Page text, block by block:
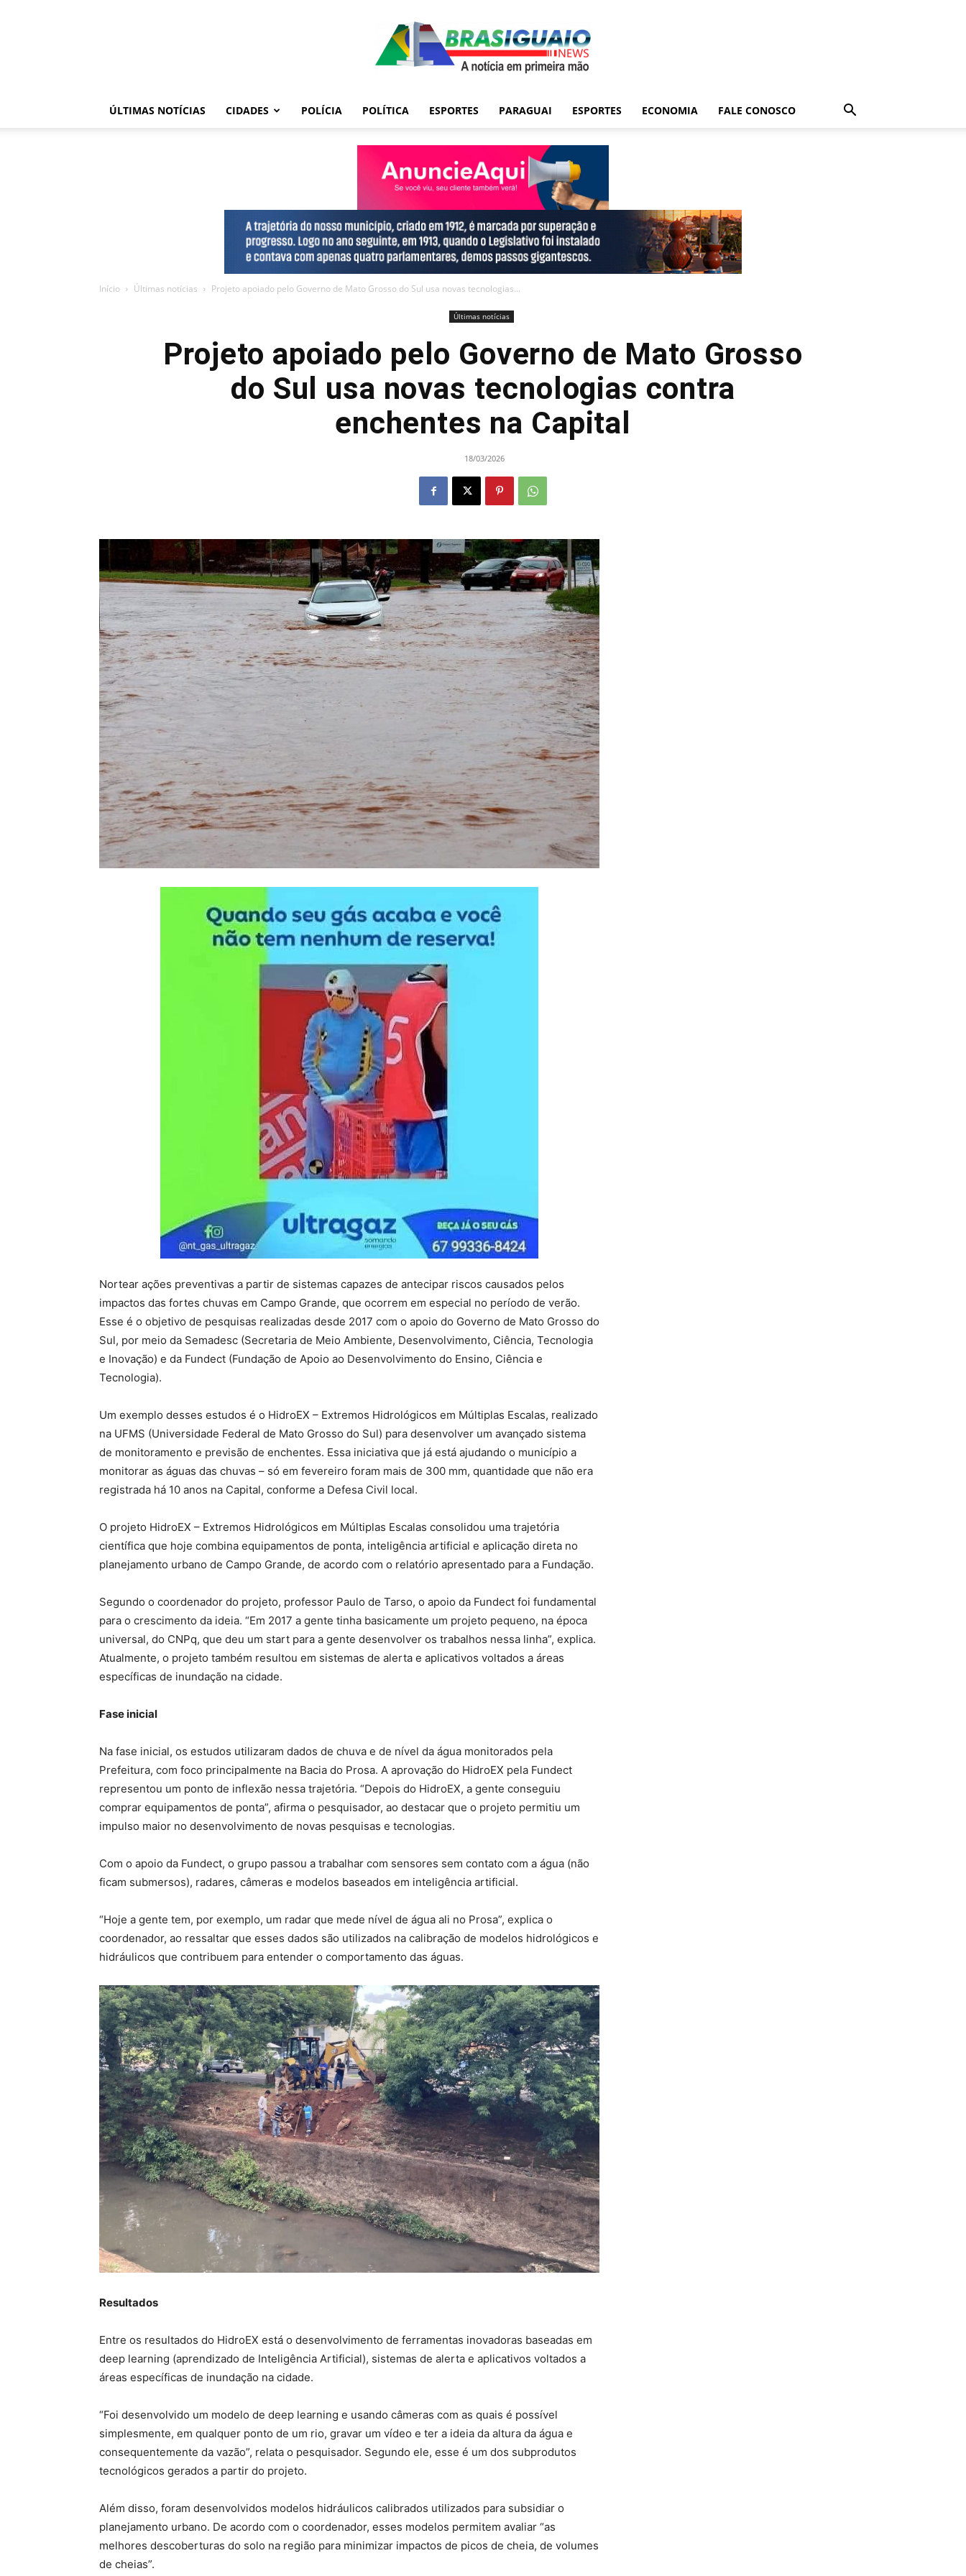
ÚLTIMAS NOTÍCIAS CIDADES POLÍCIA POLÍTICA ESPORTES PARAGUAI ESPORTES ECONOMIA FALE CONOSCO
Início Últimas notícias Projeto apoiado pelo Governo de Mato Grosso do Sul usa novas tecnologias...
Últimas notícias
Projeto apoiado pelo Governo de Mato Grosso
do Sul usa novas tecnologias contra
enchentes na Capital
18/03/2026
Nortear ações preventivas a partir de sistemas capazes de antecipar riscos causados pelos
impactos das fortes chuvas em Campo Grande, que ocorrem em especial no período de verão.
Esse é o objetivo de pesquisas realizadas desde 2017 com o apoio do Governo de Mato Grosso do
Sul, por meio da Semadesc (Secretaria de Meio Ambiente, Desenvolvimento, Ciência, Tecnologia
e Inovação) e da Fundect (Fundação de Apoio ao Desenvolvimento do Ensino, Ciência e
Tecnologia).
Um exemplo desses estudos é o HidroEX – Extremos Hidrológicos em Múltiplas Escalas, realizado
na UFMS (Universidade Federal de Mato Grosso do Sul) para desenvolver um avançado sistema
de monitoramento e previsão de enchentes. Essa iniciativa que já está ajudando o município a
monitorar as águas das chuvas – só em fevereiro foram mais de 300 mm, quantidade que não era
registrada há 10 anos na Capital, conforme a Defesa Civil local.
O projeto HidroEX – Extremos Hidrológicos em Múltiplas Escalas consolidou uma trajetória
científica que hoje combina equipamentos de ponta, inteligência artificial e aplicação direta no
planejamento urbano de Campo Grande, de acordo com o relatório apresentado para a Fundação.
Segundo o coordenador do projeto, professor Paulo de Tarso, o apoio da Fundect foi fundamental
para o crescimento da ideia. “Em 2017 a gente tinha basicamente um projeto pequeno, na época
universal, do CNPq, que deu um start para a gente desenvolver os trabalhos nessa linha”, explica.
Atualmente, o projeto também resultou em sistemas de alerta e aplicativos voltados a áreas
específicas de inundação na cidade.
Fase inicial
Na fase inicial, os estudos utilizaram dados de chuva e de nível da água monitorados pela
Prefeitura, com foco principalmente na Bacia do Prosa. A aprovação do HidroEX pela Fundect
representou um ponto de inflexão nessa trajetória. “Depois do HidroEX, a gente conseguiu
comprar equipamentos de ponta”, afirma o pesquisador, ao destacar que o projeto permitiu um
impulso maior no desenvolvimento de novas pesquisas e tecnologias.
Com o apoio da Fundect, o grupo passou a trabalhar com sensores sem contato com a água (não
ficam submersos), radares, câmeras e modelos baseados em inteligência artificial.
“Hoje a gente tem, por exemplo, um radar que mede nível de água ali no Prosa”, explica o
coordenador, ao ressaltar que esses dados são utilizados na calibração de modelos hidrológicos e
hidráulicos que contribuem para entender o comportamento das águas.
Resultados
Entre os resultados do HidroEX está o desenvolvimento de ferramentas inovadoras baseadas em
deep learning (aprendizado de Inteligência Artificial), sistemas de alerta e aplicativos voltados a
áreas específicas de inundação na cidade.
“Foi desenvolvido um modelo de deep learning e usando câmeras com as quais é possível
simplesmente, em qualquer ponto de um rio, gravar um vídeo e ter a ideia da altura da água e
consequentemente da vazão”, relata o pesquisador. Segundo ele, esse é um dos subprodutos
tecnológicos gerados a partir do projeto.
Além disso, foram desenvolvidos modelos hidráulicos calibrados utilizados para subsidiar o
planejamento urbano. De acordo com o coordenador, esses modelos permitem avaliar “as
melhores descoberturas do solo na região para minimizar impactos de picos de cheia, de volumes
de cheias”.